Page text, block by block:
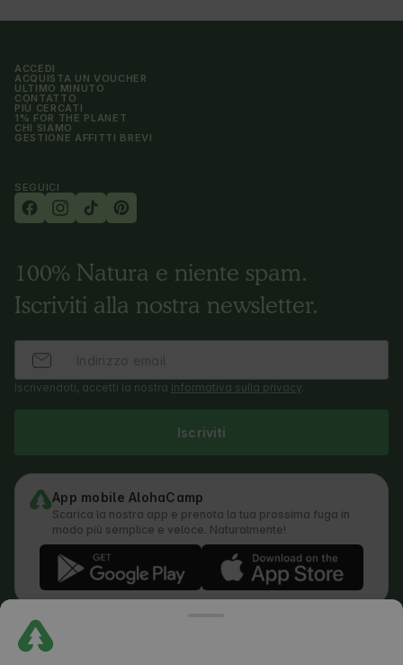
ACCEDI
ACQUISTA UN VOUCHER
ULTIMO MINUTO
CONTATTO
PIÙ CERCATI
1% FOR THE PLANET
CHI SIAMO
GESTIONE AFFITTI BREVI
SEGUICI
100% Natura e niente spam.
Iscriviti alla nostra newsletter.
Iscrivendoti, accetti la nostra Informativa sulla privacy.
Iscriviti
App mobile AlohaCamp
Scarica la nostra app e prenota la tua prossima fuga in
modo più semplice e veloce. Naturalmente!